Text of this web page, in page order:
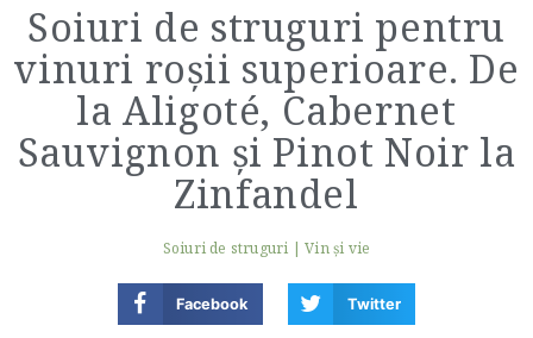
Soiuri de struguri pentru
vinuri roșii superioare. De
la Aligoté, Cabernet
Sauvignon și Pinot Noir la
Zinfandel
Soiuri de struguri |Vin şi vie
Facebook Twitter